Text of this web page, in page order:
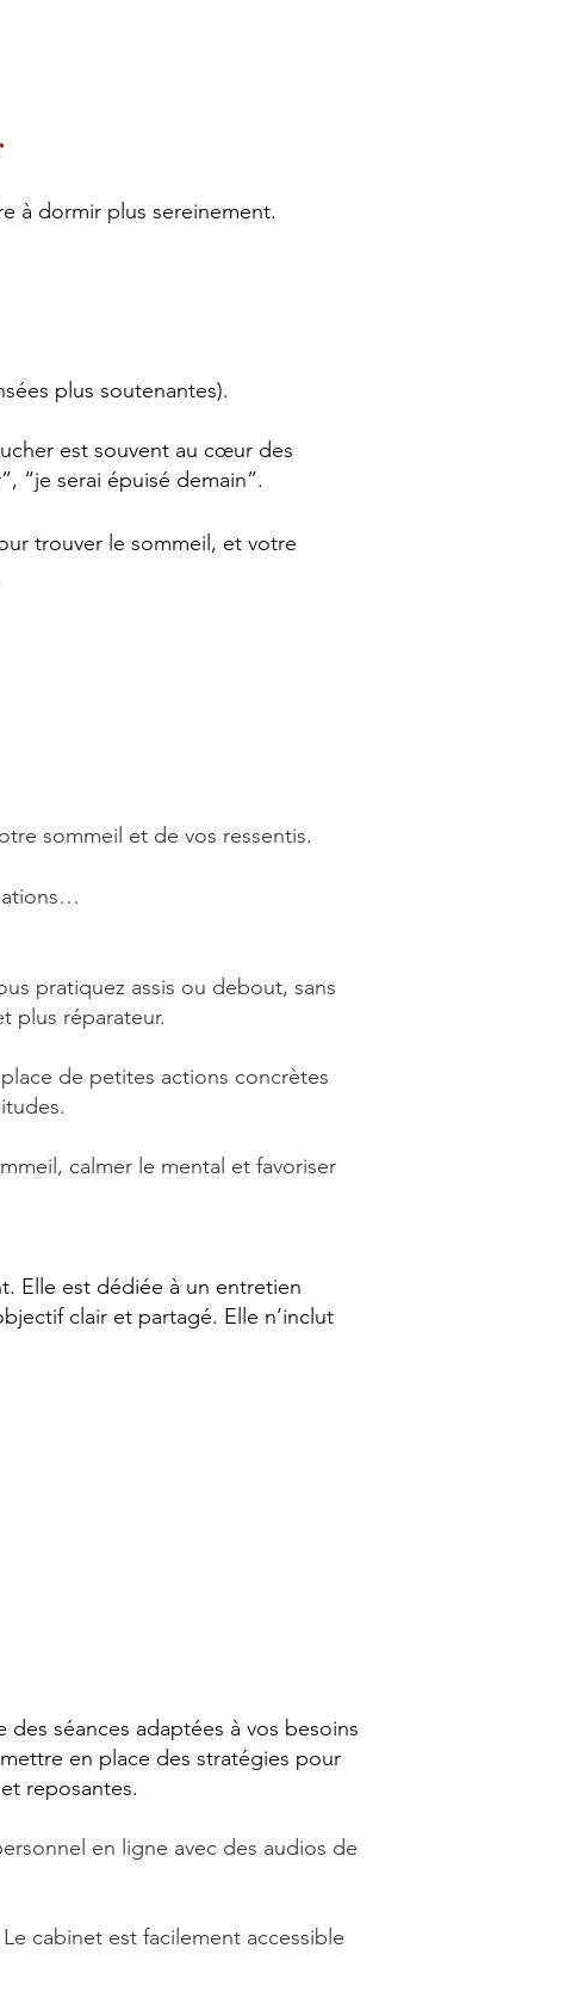
à dormir plus sereinement.
plus soutenantes).
est souvent au cœur des
“je serai épuisé demain”.
trouver le sommeil, et votre
sommeil et de vos ressentis.
pratiquez assis ou debout, sans
plus réparateur.
de petites actions concrètes
calmer le mental et favoriser
Elle est dédiée à un entretien
clair et partagé. Elle n’inclut
des séances adaptées à vos besoins
en place des stratégies pour
reposantes.
en ligne avec des audios de
cabinet est facilement accessible